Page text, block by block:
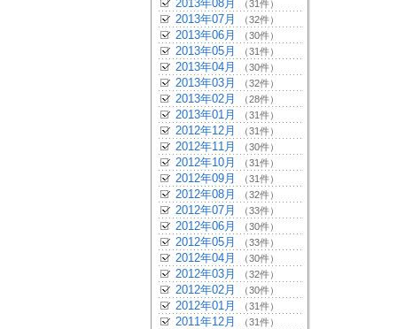
2013年08月 （31件）
2013年07月 （32件）
2013年06月 （30件）
2013年05月 （31件）
2013年04月 （30件）
2013年03月 （32件）
2013年02月 （28件）
2013年01月 （31件）
2012年12月 （31件）
2012年11月 （30件）
2012年10月 （31件）
2012年09月 （31件）
2012年08月 （32件）
2012年07月 （33件）
2012年06月 （30件）
2012年05月 （33件）
2012年04月 （30件）
2012年03月 （32件）
2012年02月 （30件）
2012年01月 （31件）
2011年12月 （31件）